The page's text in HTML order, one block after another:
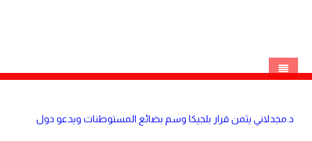
د.مجدلاني يثمن قرار بلجيكا وسم بضائع المستوطنات ويدعو دول